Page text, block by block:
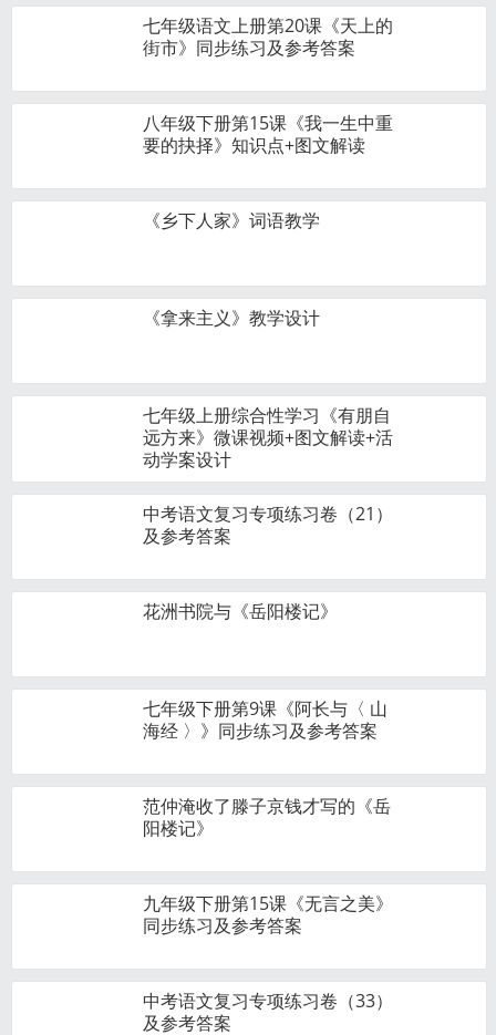
七年级语文上册第20课《天上的
街市》同步练习及参考答案
八年级下册第15课《我一生中重
要的抉择》知识点+图文解读
《乡下人家》词语教学
《拿来主义》教学设计
七年级上册综合性学习《有朋自
远方来》微课视频+图文解读+活
动学案设计
中考语文复习专项练习卷（21）
及参考答案
花洲书院与《岳阳楼记》
七年级下册第9课《阿长与〈 山
海经 〉》同步练习及参考答案
范仲淹收了滕子京钱才写的《岳
阳楼记》
九年级下册第15课《无言之美》
同步练习及参考答案
中考语文复习专项练习卷（33）
及参考答案